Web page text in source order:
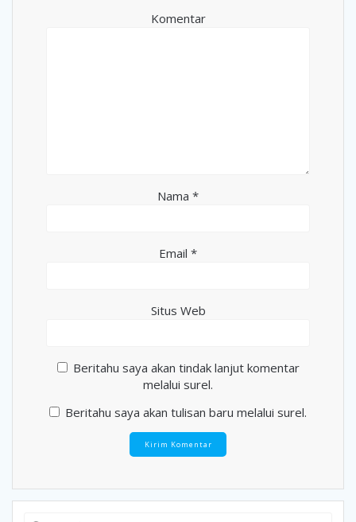
Komentar
Nama *
Email *
Situs Web
Beritahu saya akan tindak lanjut komentar
melalui surel.
Beritahu saya akan tulisan baru melalui surel.